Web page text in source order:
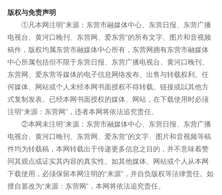
版权与免责声明
①凡本网注明“来源：东营市融媒体中心、东营日报、东营广播
电视台、黄河口晚刊、东营网、爱东营”的所有文字、图片和音视频
稿件，版权均属东营市融媒体中心所有，东营网拥有东营市融媒体
中心所属包括但不限于东营日报、东营广播电视台、黄河口晚刊、
东营网、爱东营等媒体的电子信息网络发布、出售与转载权利。任
何媒体、网站或个人未经本网书面授权不得转载、链接或以其他方
式复制发表。已经本网书面授权的媒体、网站，在下载使用时必须
注明“来源：东营网”，违者本网将依法追究责任。
②本网未注明“来源：东营市融媒体中心、东营日报、东营广播
电视台、黄河口晚刊、东营网、爱东营”的文字、图片和音视频等稿
件均为转载稿，本网转载出于传递更多信息之目的，并不意味着赞
同其观点或证实其内容的真实性。如其他媒体、网站或个人从本网
下载使用，必须保留本网注明的“来源”，并自负版权等法律责任。如
擅自篡改为“来源：东营网”，本网将依法追究责任。